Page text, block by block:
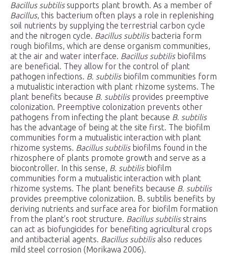
Bacillus subtilissupports plant browth. As a member of
Bacillus, this bacterium often plays a role in replenishing
soil nutrients by supplying the terrestrial carbon cycle
and the nitrogen cycle. Bacillus subtilisbacteria form
rough biofilms, which are dense organism communities,
at the air and water interface. Bacillus subtilisbiofilms
are beneficial. They allow for the control of plant
pathogen infections. B. subtilisbiofilm communities form
a mutualistic interaction with plant rhizome systems. The
plant benefits because B. subtilisprovides preemptive
colonization. Preemptive colonization prevents other
pathogens from infecting the plant because B. subtilis
has the advantage of being at the site first. The biofilm
communities form a mutualistic interaction with plant
rhizome systems. Bacillus subtilisbiofilms found in the
rhizosphere of plants promote growth and serve as a
biocontroller. In this sense, B. subtilisbiofilm
communities form a mutualistic interaction with plant
rhizome systems. The plant benefits because B. subtilis
provides preemptive colonizatiion. B. subtilis benefits by
deriving nutrients and surface area for biofilm formatiion
from the plant’s root structure. Bacillus subtilisstrains
can act as biofungicides for benefiting agricultural crops
and antibacterial agents. Bacillus subtilisalso reduces
mild steel corrosion (Morikawa 2006).